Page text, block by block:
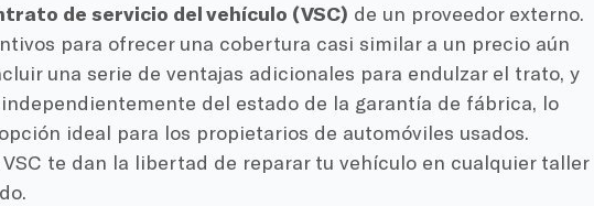
de servicio del vehículo (VSC) de un proveedor externo.
para ofrecer una cobertura casi similar a un precio aún
una serie de ventajas adicionales para endulzar el trato, y
independientemente del estado de la garantía de fábrica, lo
ideal para los propietarios de automóviles usados.
te dan la libertad de reparar tu vehículo en cualquier taller